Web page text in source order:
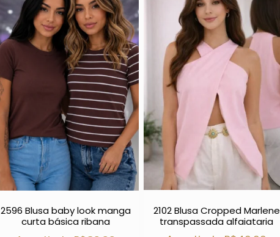
2596 Blusa baby look manga
curta básica ribana
2102 Blusa Cropped Marlene
transpassada alfaiataria